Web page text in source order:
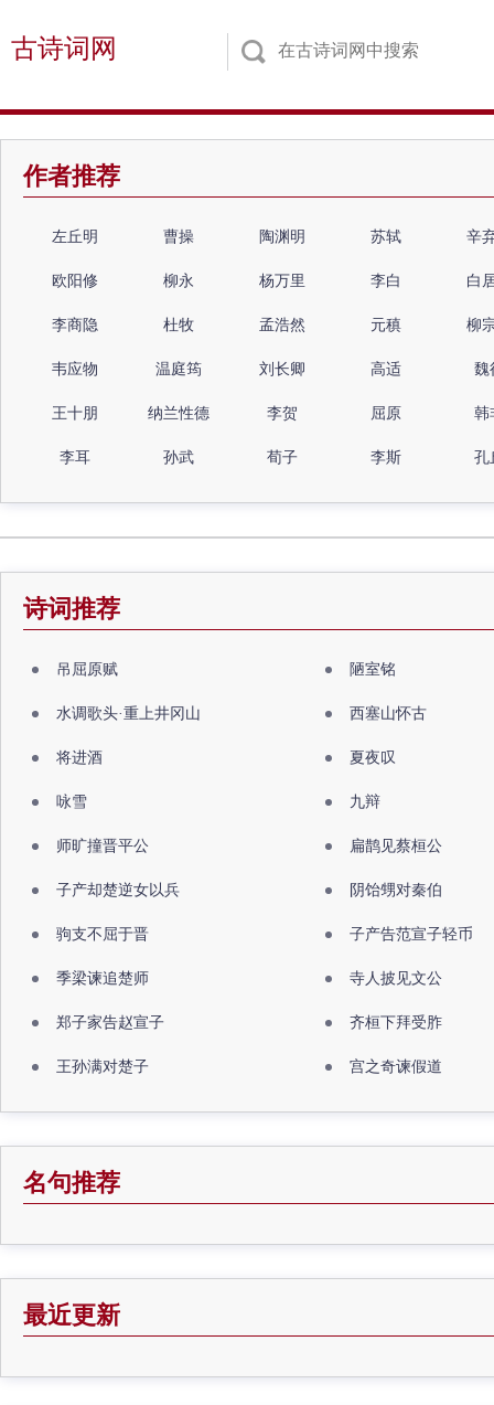
古诗词网
作者推荐
左丘明 曹操 陶渊明 苏轼 辛
欧阳修 柳永 杨万里 李白 白
李商隐 杜牧 孟浩然 元稹 柳
韦应物 温庭筠 刘长卿 高适 魏
王十朋 纳兰性德 李贺 屈原 韩
李耳 孙武 荀子 李斯 孔
诗词推荐
吊屈原赋 陋室铭
水调歌头·重上井冈山 西塞山怀古
将进酒 夏夜叹
咏雪 九辩
师旷撞晋平公 扁鹊见蔡桓公
子产却楚逆女以兵 阴饴甥对秦伯
驹支不屈于晋 子产告范宣子轻币
季梁谏追楚师 寺人披见文公
郑子家告赵宣子 齐桓下拜受胙
王孙满对楚子 宫之奇谏假道
名句推荐
最近更新